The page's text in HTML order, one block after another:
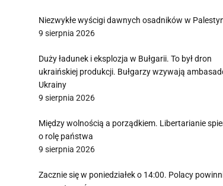
Niezwykłe wyścigi dawnych osadników w
9 sierpnia 2026
Duży ładunek i eksplozja w Bułgarii. To był dron
ukraińskiej produkcji. Bułgarzy wzywają
Ukrainy
9 sierpnia 2026
Między wolnością a porządkiem. Libertarianie
o rolę państwa
9 sierpnia 2026
Zacznie się w poniedziałek o 14:00. Polacy